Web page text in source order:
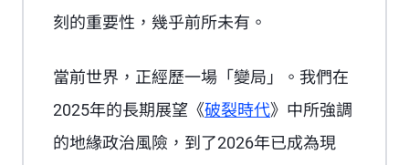
刻的重要性，幾乎前所未有。
當前世界，正經歷一場「變局」。我們在
2025年的長期展望 《破裂時代》中所強調
的地緣政治風險，到了2026年已成為現